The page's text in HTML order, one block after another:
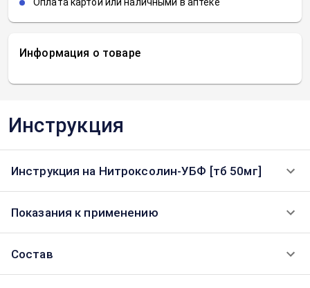
Информация о товаре
Инструкция
Инструкция на Нитроксолин-УБФ [тб 50мг]
Показания к применению
Состав